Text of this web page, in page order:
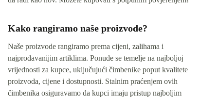
Kako rangiramo naše proizvode?
Naše proizvode rangiramo prema cijeni, zalihama i
najprodavanijim artiklima. Ponude se temelje na najboljoj
vrijednosti za kupce, uključujući čimbenike poput kvalitete
proizvoda, cijene i dostupnosti. Stalnim praćenjem ovih
čimbenika osiguravamo da kupci imaju pristup najboljim